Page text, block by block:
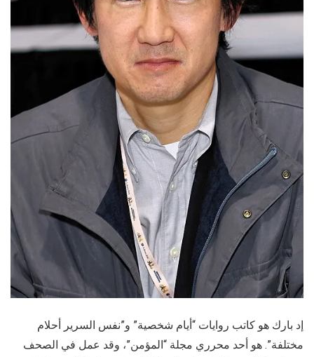
إد بارك هو كاتب روايات “أيام شخصية” و”نفس السرير أحلام
مختلفة”. هو أحد محرري مجلة “المؤمن”، وقد عمل في الصحف